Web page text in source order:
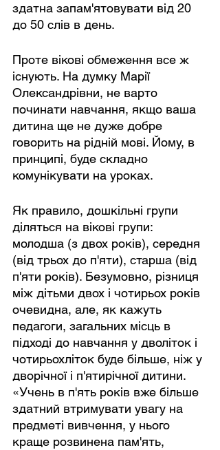
здатна запам'ятовувати від 20
до 50 слів в день.
Проте вікові обмеження все ж
існують. На думку Марії
Олександрівни, не варто
починати навчання, якщо ваша
дитина ще не дуже добре
говорить на рідній мові. Йому, в
принципі, буде складно
комунікувати на уроках.
Як правило, дошкільні групи
діляться на вікові групи:
молодша (з двох років), середня
(від трьох до п'яти), старша (від
п'яти років). Безумовно, різниця
між дітьми двох і чотирьох років
очевидна, але, як кажуть
педагоги, загальних місць в
підході до навчання у дволіток і
чотирьохліток буде більше, ніж у
дворічної і п'ятирічної дитини.
«Учень в п'ять років вже більше
здатний втримувати увагу на
предметі вивчення, у нього
краще розвинена пам'ять,